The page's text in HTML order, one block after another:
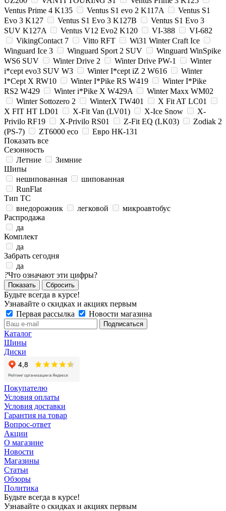
Ventus Prime 4 K135
Ventus S1 evo 2 K117A
Ventus S1
Evo 3 K127
Ventus S1 Evo 3 K127B
Ventus S1 Evo 3
SUV K127A
Ventus V12 Evo2 K120 VI-388
VI-682
VikingContact 7
Vitto RFT
Wi31 Winter Craft Ice
Winguard Ice 3
Winguard Sport 2 SUV
Winguard WinSpike
WS6 SUV
Winter Drive 2 Winter Drive PW-1
Winter
i*cept evo3 SUV W3
Winter I*cept iZ 2 W616
Winter
I*Cept X RW10
Winter I*Pike RS W419
Winter I*Pike
RS2 W429
Winter i*Pike X W429A
Winter Maxx WM02
Winter Sottozero 2
WinterX TW401
X Fit AT LC01
X FIT HT LD01
X-Fit Van (LV01) X-Ice Snow
X-
Privilo RF19
X-Privilo RS01 Z-Fit EQ (LK03)
Zodiak 2
(PS-7)
ZT6000 eco
Евро НК-131
Показать все
Сезонность
Летние
Зимние
Шипы
нешипованная
шипованная
RunFlat
Тип ТС
внедорожник
легковой
микроавтобус
Распродажа
да
Комплект
да
Забрать сегодня
да
?Что означают эти цифры?
Сбросить
Будьте всегда в курсе!
Узнавайте о скидках и акциях первым
Первая рассылка
Новости магазина
Каталог
Шины
Диски
Покупателю
Условия оплаты
Условия доставки
Гарантия на товар
Вопрос-ответ
Акции
О магазине
Новости
Магазины
Статьи
Обзоры
Политика
Будьте всегда в курсе!
Узнавайте о скидках и акциях первым